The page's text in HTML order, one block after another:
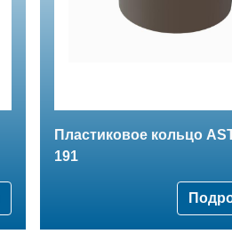
Пластиковое кольцо
191